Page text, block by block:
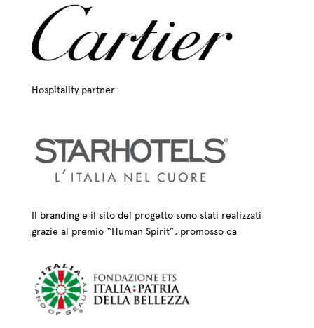
Hospitality partner
Il branding e il sito del progetto sono stati realizzati
grazie al premio “Human Spirit”, promosso da